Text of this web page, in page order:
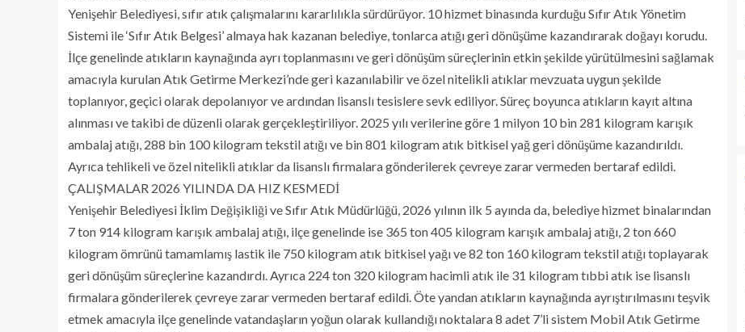
Yenişehir Belediyesi, sıfır atık çalışmalarını kararlılıkla sürdürüyor. 10 hizmet binasında kurduğu Sıfır Atık Yönetim
Sistemi ile ‘Sıfır Atık Belgesi’ almaya hak kazanan belediye, tonlarca atığı geri dönüşüme kazandırarak doğayı korudu.
İlçe genelinde atıkların kaynağında ayrı toplanmasını ve geri dönüşüm süreçlerinin etkin şekilde yürütülmesini sağlamak
amacıyla kurulan Atık Getirme Merkezi’nde geri kazanılabilir ve özel nitelikli atıklar mevzuata uygun şekilde
toplanıyor, geçici olarak depolanıyor ve ardından lisanslı tesislere sevk ediliyor. Süreç boyunca atıkların kayıt altına
alınması ve takibi de düzenli olarak gerçekleştiriliyor. 2025 yılı verilerine göre 1 milyon 10 bin 281 kilogram karışık
ambalaj atığı, 288 bin 100 kilogram tekstil atığı ve bin 801 kilogram atık bitkisel yağ geri dönüşüme kazandırıldı.
Ayrıca tehlikeli ve özel nitelikli atıklar da lisanslı firmalara gönderilerek çevreye zarar vermeden bertaraf edildi.
ÇALIŞMALAR 2026 YILINDA DA HIZ KESMEDİ
Yenişehir Belediyesi İklim Değişikliği ve Sıfır Atık Müdürlüğü, 2026 yılının ilk 5 ayında da, belediye hizmet binalarından
7 ton 914 kilogram karışık ambalaj atığı, ilçe genelinde ise 365 ton 405 kilogram karışık ambalaj atığı, 2 ton 660
kilogram ömrünü tamamlamış lastik ile 750 kilogram atık bitkisel yağı ve 82 ton 160 kilogram tekstil atığı toplayarak
geri dönüşüm süreçlerine kazandırdı. Ayrıca 224 ton 320 kilogram hacimli atık ile 31 kilogram tıbbi atık ise lisanslı
firmalara gönderilerek çevreye zarar vermeden bertaraf edildi. Öte yandan atıkların kaynağında ayrıştırılmasını teşvik
etmek amacıyla ilçe genelinde vatandaşların yoğun olarak kullandığı noktalara 8 adet 7’li sistem Mobil Atık Getirme